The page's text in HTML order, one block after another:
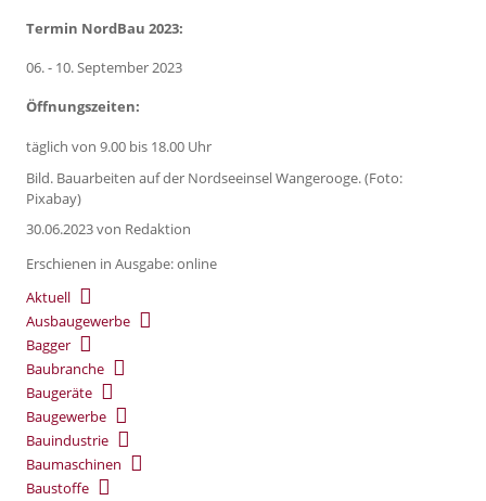
Termin NordBau 2023:
06. - 10. September 2023
Öffnungszeiten:
täglich von 9.00 bis 18.00 Uhr
Bild. Bauarbeiten auf der Nordseeinsel Wangerooge. (Foto:
Pixabay)
30.06.2023von Redaktion
Erschienen in Ausgabe: online
Aktuell
Ausbaugewerbe
Bagger
Baubranche
Baugeräte
Baugewerbe
Bauindustrie
Baumaschinen
Baustoffe